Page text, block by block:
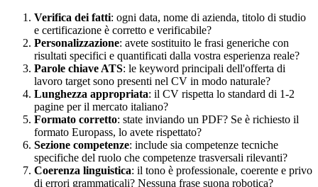
Verifica dei fatti: ogni data, nome di azienda, titolo di studio
e certificazione è corretto e verificabile?
Personalizzazione: avete sostituito le frasi generiche con
risultati specifici e quantificati dalla vostra esperienza reale?
Parole chiave ATS: le keyword principali dell'offerta di
lavoro target sono presenti nel CV in modo naturale?
Lunghezza appropriata: il CV rispetta lo standard di 1-2
pagine per il mercato italiano?
Formato corretto: state inviando un PDF? Se è richiesto il
formato Europass, lo avete rispettato?
Sezione competenze: include sia competenze tecniche
specifiche del ruolo che competenze trasversali rilevanti?
Coerenza linguistica: il tono è professionale, coerente e privo
di errori grammaticali? Nessuna frase suona robotica?